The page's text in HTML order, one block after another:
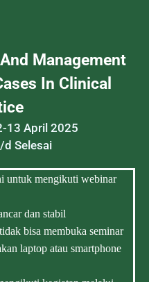
Management
In Clinical
13 April 2025
d Selesai
untuk mengikuti webinar
dan stabil
bisa membuka seminar
laptop atau smartphone